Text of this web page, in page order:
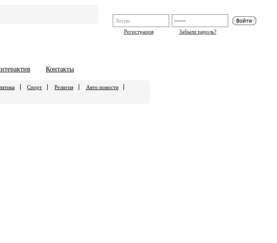
Регистрация
Забыли пароль?
Контакты
Спорт Религия
Авто новости